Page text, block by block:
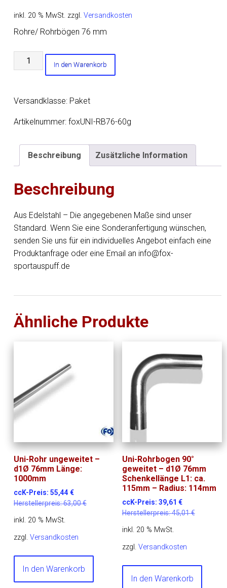
inkl. 20 % MwSt. zzgl.Versandkosten
Rohre/ Rohrbögen 76 mm
Rohrbogen
geweitet
d1Ø
Schenkellänge
115mm
-
Radius:
114mm
Menge
In den Warenkorb
Versandklasse: Paket
Artikelnummer:foxUNI-RB76-60g
Beschreibung Zusätzliche Information
Beschreibung
Aus Edelstahl – Die angegebenen Maße sind unser
Standard. Wenn Sie eine Sonderanfertigung wünschen,
senden Sie uns für ein individuelles Angebot einfach eine
Produktanfrage oder eine Email an info@fox-
sportauspuff.de
Ähnliche Produkte
Uni-Rohr ungeweitet –
d1Ø 76mm Länge:
1000mm
ccK-Preis:55,44€
Herstellerpreis:63,00€
inkl. 20 % MwSt.
zzgl.Versandkosten
In den Warenkorb
Uni-Rohrbogen 90°
geweitet – d1Ø 76mm
Schenkellänge L1: ca.
115mm – Radius: 114mm
ccK-Preis: 39,61 €
Herstellerpreis:45,01€
inkl. 20 % MwSt.
zzgl. Versandkosten
In den Warenkorb